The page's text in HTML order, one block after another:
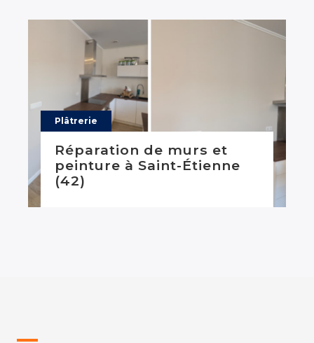
Plâtrerie
Réparation de murs et
peinture à Saint-Étienne
(42)